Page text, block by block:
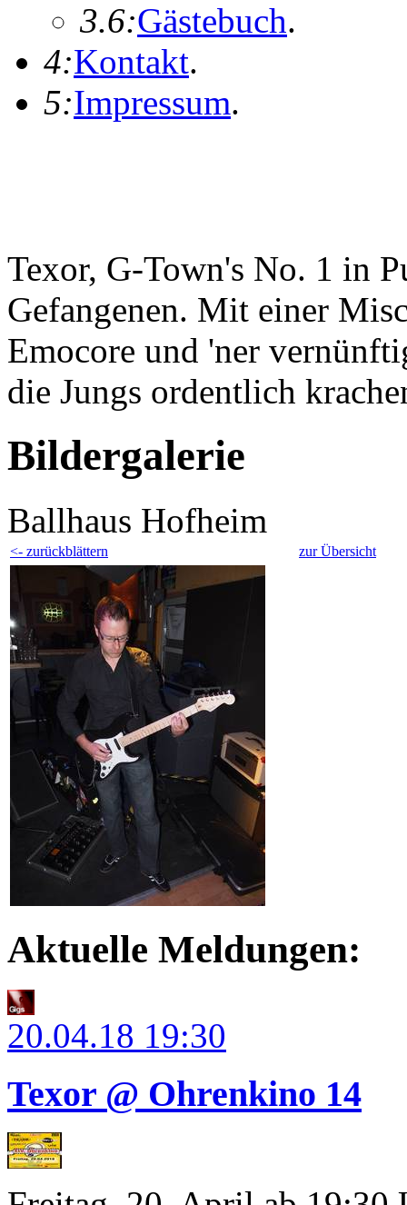
3.6:Gästebuch.
4:Kontakt.
5:Impressum.
Texor, G-Town's No. 1 in
Gefangenen. Mit einer
Emocore und 'ner
die Jungs ordentlich
Bildergalerie
Ballhaus Hofheim
<- zurückblättern zur Übersicht
Aktuelle Meldungen:
20.04.18 19:30
Texor @ Ohrenkino 14